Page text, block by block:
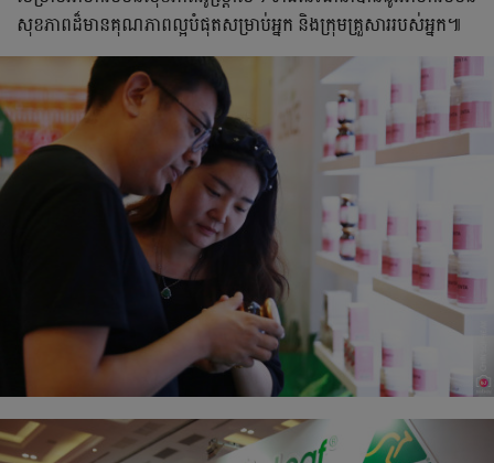
សុខភាពដ៏មានគុណភាពល្អបំផុតសម្រាប់អ្នក និងក្រុមគ្រួសាររបស់អ្នក៕